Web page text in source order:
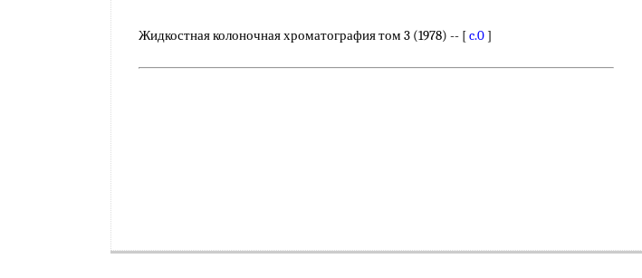
Жидкостная колоночная хроматография том 3 (1978) -- [c.0 ]